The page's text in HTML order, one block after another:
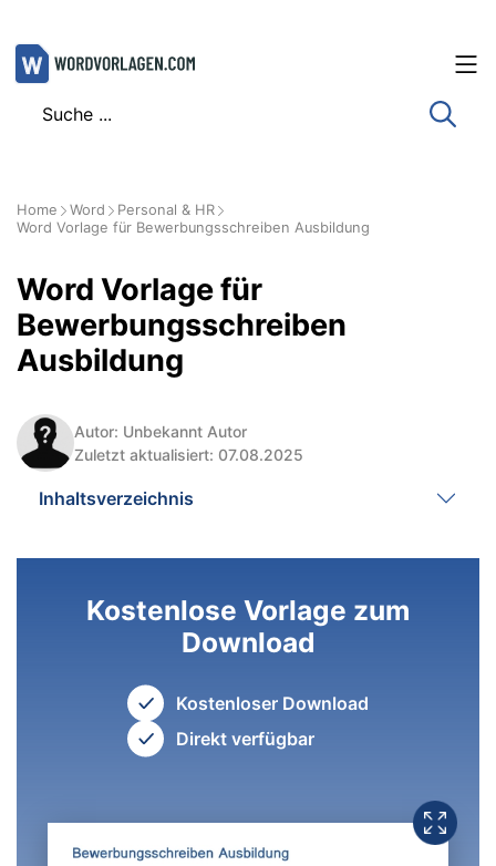
Zum
Inhalt
Home Word
Personal & HR
Word Vorlage für Bewerbungsschreiben Ausbildung
Word Vorlage für
Bewerbungsschreiben
Ausbildung
Autor: Unbekannt Autor
Zuletzt aktualisiert: 07.08.2025
Inhaltsverzeichnis
Kostenlose Vorlage zum
Download
Kostenloser Download
Direkt verfügbar